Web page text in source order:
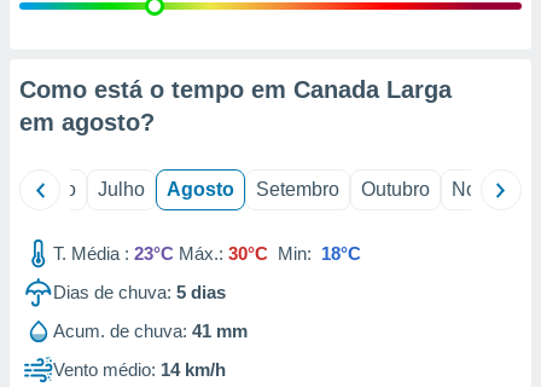
estudos
1199
Como está o tempo em Canada Larga
em agosto?
Junho Julho Agosto Setembro Outubro Novembro
T. Média : 23°C Máx.: 30°C Min: 18°C
Dias de chuva: 5 dias
Acum. de chuva: 41 mm
Vento médio: 14 km/h